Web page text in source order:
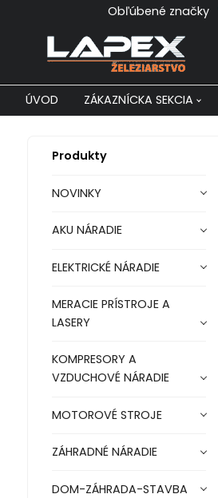
Obľúbené značky
ÚVOD ZÁKAZNÍCKA SEKCIA
Produkty
NOVINKY
AKU NÁRADIE
ELEKTRICKÉ NÁRADIE
MERACIE PRÍSTROJE A
LASERY
KOMPRESORY A
VZDUCHOVÉ NÁRADIE
MOTOROVÉ STROJE
ZÁHRADNÉ NÁRADIE
DOM-ZÁHRADA-STAVBA